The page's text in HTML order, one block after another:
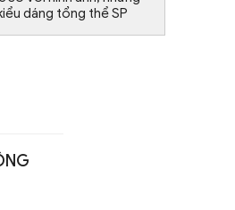
dáng tổng thể SP